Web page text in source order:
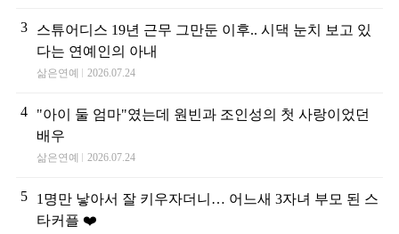
3
스튜어디스 19년 근무 그만둔 이후.. 시댁 눈치 보고 있
다는 연예인의 아내
삶은연예 2026.07.24
4
"아이 둘 엄마"였는데 원빈과 조인성의 첫 사랑이었던
배우
삶은연예 2026.07.24
5
1명만 낳아서 잘 키우자더니… 어느새 3자녀 부모 된 스
타커플 ❤️